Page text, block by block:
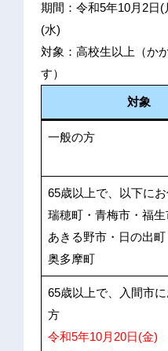
期間：令和5年10月2
(水)
対象：高校生以上（か
す）
対象
一般の方
65歳以上で、以下に
瑞穂町・青梅市・福
あきる野市・日の出町
奥多摩町
65歳以上で、入間市
方
令和5年10月20日(